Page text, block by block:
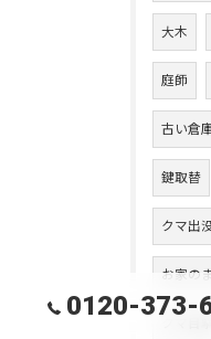
大木
庭師
古い倉
鍵取替
クマ出
お家の
0120-373-